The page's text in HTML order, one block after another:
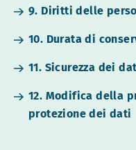
9. Diritti delle
10. Durata di
11. Sicurezza dei
12. Modifica della
protezione dei dati